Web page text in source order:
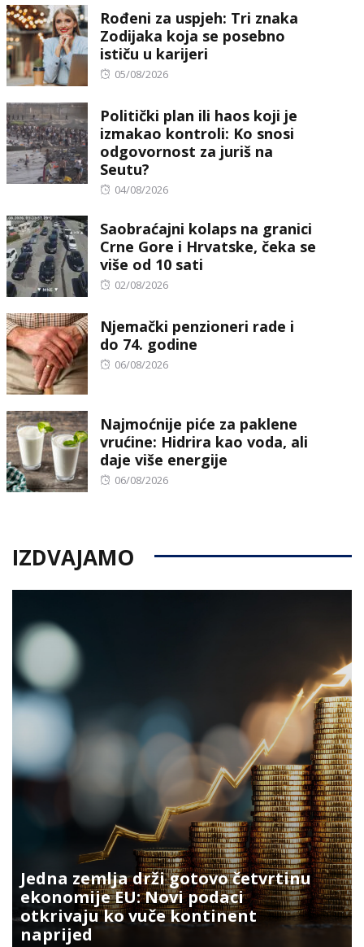
Rođeni za uspjeh: Tri znaka
Zodijaka koja se posebno
ističu u karijeri
Posted
05/08/2026
Politički plan ili haos koji je
izmakao kontroli: Ko snosi
odgovornost za juriš na
Seutu?
Posted
04/08/2026
Saobraćajni kolaps na granici
Crne Gore i Hrvatske, čeka se
više od 10 sati
Posted
02/08/2026
Njemački penzioneri rade i
do 74. godine
Posted
06/08/2026
Najmoćnije piće za paklene
vrućine: Hidrira kao voda, ali
daje više energije
Posted
06/08/2026
IZDVAJAMO
Jedna zemlja drži gotovo četvrtinu
ekonomije EU: Novi podaci
otkrivaju ko vuče kontinent
naprijed